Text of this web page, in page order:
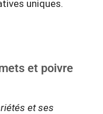
uniques.
et poivre
et ses